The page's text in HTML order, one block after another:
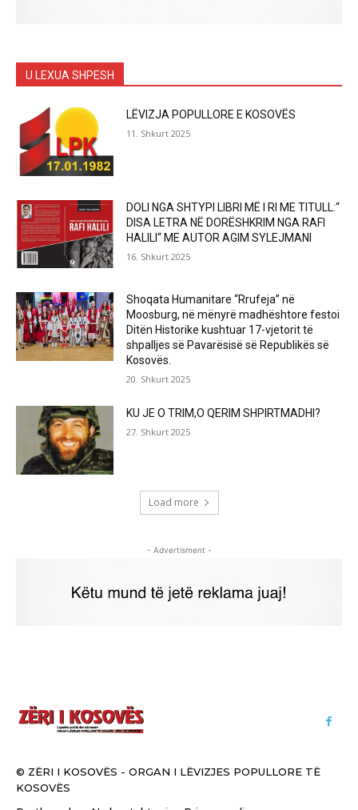
U LEXUA SHPESH
LËVIZJA POPULLORE E KOSOVËS
11. Shkurt 2025
DOLI NGA SHTYPI LIBRI MË I RI ME TITULL:“
DISA LETRA NË DORËSHKRIM NGA RAFI
HALILI“ ME AUTOR AGIM SYLEJMANI
16. Shkurt 2025
Shoqata Humanitare “Rrufeja” në
Moosburg, në mënyrë madhështore festoi
Ditën Historike kushtuar 17-vjetorit të
shpalljes së Pavarësisë së Republikës së
Kosovës.
20. Shkurt 2025
KU JE O TRIM,O QERIM SHPIRTMADHI?
27. Shkurt 2025
Load more
- Advertisment -
© ZËRI I KOSOVËS - ORGAN I LËVIZJES POPULLORE TË
KOSOVËS